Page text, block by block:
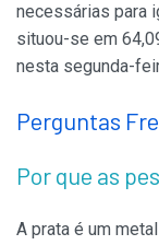
necessárias para
situou-se em
nesta segunda-
Perguntas
Por que as
A prata é um